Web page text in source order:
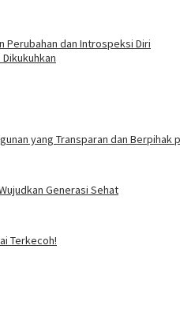
Perubahan dan Introspeksi Diri
Dikukuhkan
yang Transparan dan Berpihak
Generasi Sehat
Terkecoh!